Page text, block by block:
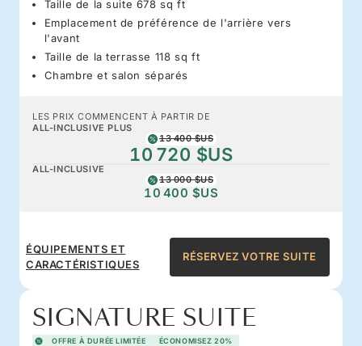
Taille de la suite 678 sq ft
Emplacement de préférence de l'arrière vers
l'avant
Taille de la terrasse 118 sq ft
Chambre et salon séparés
LES PRIX COMMENCENT À PARTIR DE
ALL-INCLUSIVE PLUS
13 400 $US
10 720 $US
ALL-INCLUSIVE
13 000 $US
10 400 $US
ÉQUIPEMENTS ET
CARACTÉRISTIQUES
RÉSERVEZ VOTRE SUITE
SIGNATURE SUITE
OFFRE À DURÉE LIMITÉE ÉCONOMISEZ 20%